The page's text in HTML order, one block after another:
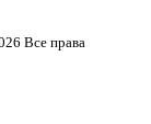
Все права